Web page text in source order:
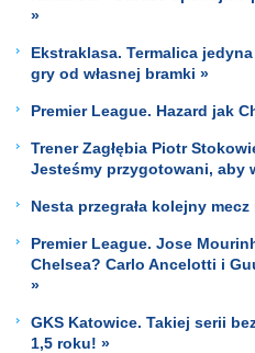
»
Ekstraklasa. Termalica
gry od własnej bramki »
Premier League. Hazard jak
Trener Zagłębia Piotr
Jesteśmy przygotowani, aby
Nesta przegrała kolejny mecz
Premier League. Jose
Chelsea? Carlo Ancelotti i
»
GKS Katowice. Takiej serii
1,5 roku! »